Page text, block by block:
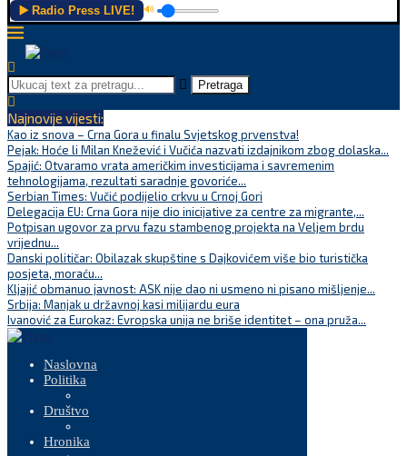
▶️ Radio Press LIVE! 🔊
Pretraga
Najnovije vijesti:
Kao iz snova – Crna Gora u finalu Svjetskog prvenstva!
Pejak: Hoće li Milan Knežević i Vučića nazvati izdajnikom zbog dolaska...
Spajić: Otvaramo vrata američkim investicijama i savremenim
tehnologijama, rezultati saradnje govoriće...
Serbian Times: Vučić podijelio crkvu u Crnoj Gori
Delegacija EU: Crna Gora nije dio inicijative za centre za migrante,...
Potpisan ugovor za prvu fazu stambenog projekta na Veljem brdu
vrijednu...
Danski političar: Obilazak skupštine s Dajkovićem više bio turistička
posjeta, moraću...
Kljajić obmanuo javnost: ASK nije dao ni usmeno ni pisano mišljenje...
Srbija: Manjak u državnoj kasi milijardu eura
Ivanović za Eurokaz: Evropska unija ne briše identitet – ona pruža...
Naslovna
Politika
Društvo
Hronika